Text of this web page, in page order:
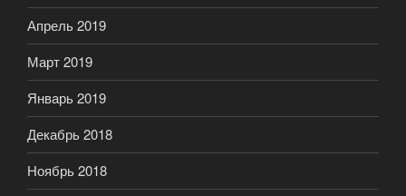
Апрель 2019
Март 2019
Январь 2019
Декабрь 2018
Ноябрь 2018